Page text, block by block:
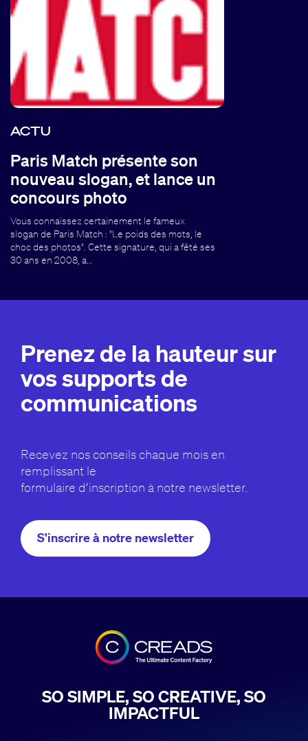
ACTU
Paris Match présente son
nouveau slogan, et lance un
concours photo
Vous connaissez certainement le fameux
slogan de Paris Match : "Le poids des mots, le
choc des photos". Cette signature, qui a fêté ses
30 ans en 2008, a…
Prenez de la hauteur sur
vos supports de
communications
Recevez nos conseils chaque mois en
remplissant le
formulaire d’inscription à notre newsletter.
S'inscrire à notre newsletter
SO SIMPLE, SO CREATIVE, SO
IMPACTFUL